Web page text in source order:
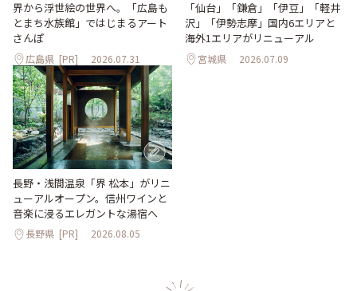
界から浮世絵の世界へ。「広島も
とまち水族館」ではじまるアート
さんぽ
広島県 [PR] 2026.07.31
「仙台」「鎌倉」「伊豆」「軽井
沢」「伊勢志摩」国内6エリアと
海外1エリアがリニューアル
宮城県 2026.07.09
長野・浅間温泉「界 松本」がリニ
ューアルオープン。信州ワインと
音楽に浸るエレガントな湯宿へ
長野県 [PR] 2026.08.05